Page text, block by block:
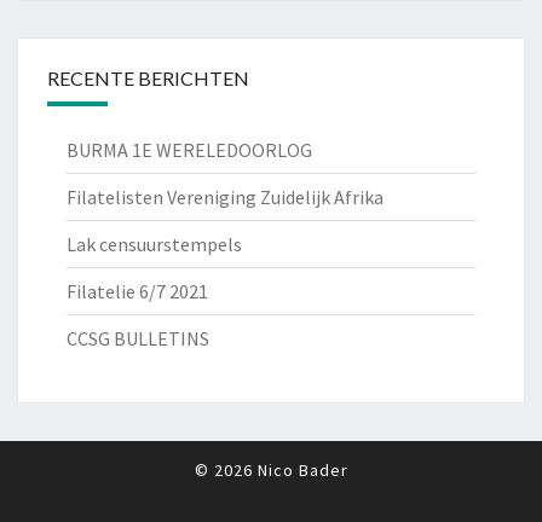
RECENTE BERICHTEN
BURMA 1E WERELEDOORLOG
Filatelisten Vereniging Zuidelijk Afrika
Lak censuurstempels
Filatelie 6/7 2021
CCSG BULLETINS
© 2026 Nico Bader